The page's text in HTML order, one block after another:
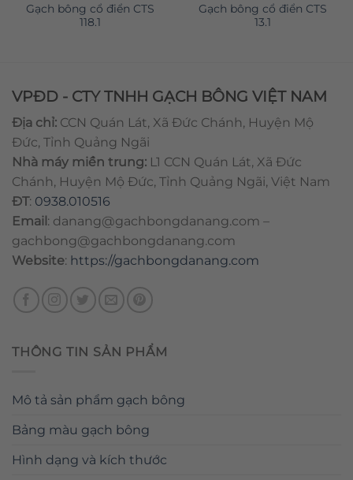
Gạch bông cổ điển CTS
118.1
Gạch bông cổ điển CTS
13.1
VPĐD - CTY TNHH GẠCH BÔNG VIỆT NAM
Địa chỉ: CCN Quán Lát, Xã Đức Chánh, Huyện Mộ
Đức, Tỉnh Quảng Ngãi
Nhà máy miền trung: L1 CCN Quán Lát, Xã Đức
Chánh, Huyện Mộ Đức, Tỉnh Quảng Ngãi, Việt Nam
ĐT: 0938.010516
Email : danang@gachbongdanang.com –
gachbong@gachbongdanang.com
Website: https://gachbongdanang.com
THÔNG TIN SẢN PHẨM
Mô tả sản phẩm gạch bông
Bảng màu gạch bông
Hình dạng và kích thước